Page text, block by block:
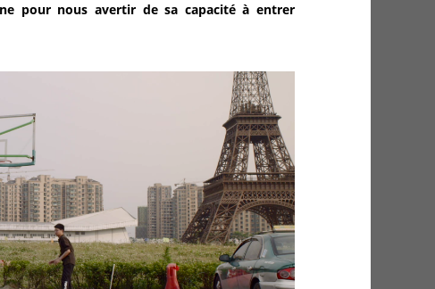
pour nous avertir de sa capacité à entrer